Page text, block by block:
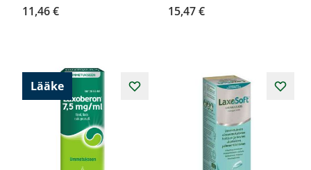
11,46 € 15,47 €
Lääke